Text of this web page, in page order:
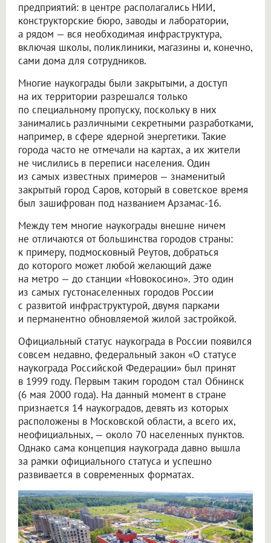
предприятий: в центре располагались НИИ,
конструкторские бюро, заводы и лаборатории,
а рядом — вся необходимая инфраструктура,
включая школы, поликлиники, магазины и, конечно,
сами дома для сотрудников.
Многие наукограды были закрытыми, а доступ
на их территории разрешался только
по специальному пропуску, поскольку в них
занимались различными секретными разработками,
например, в сфере ядерной энергетики. Такие
города часто не отмечали на картах, а их жители
не числились в переписи населения. Один
из самых известных примеров — знаменитый
закрытый город Саров, который в советское время
был зашифрован под названием Арзамас-16.
Между тем многие наукограды внешне ничем
не отличаются от большинства городов страны:
к примеру, подмосковный Реутов, добраться
до которого может любой желающий даже
на метро — до станции «Новокосино». Это один
из самых густонаселенных городов России
с развитой инфраструктурой, двумя парками
и перманентно обновляемой жилой застройкой.
Официальный статус наукограда в России появился
совсем недавно, федеральный закон «О статусе
наукограда Российской Федерации» был принят
в 1999 году. Первым таким городом стал Обнинск
(6 мая 2000 года). На данный момент в стране
признается 14 наукоградов, девять из которых
расположены в Московской области, а всего их,
неофициальных, — около 70 населенных пунктов.
Однако сама концепция наукограда давно вышла
за рамки официального статуса и успешно
развивается в современных форматах.